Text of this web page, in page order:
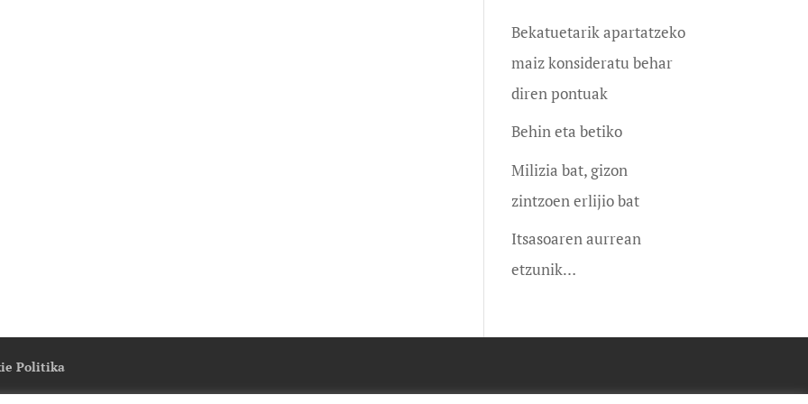
Bekatuetarik apartatzeko
maiz konsideratu behar
diren pontuak
Behin eta betiko
Milizia bat, gizon
zintzoen erlijio bat
Itsasoaren aurrean
etzunik…
Politika